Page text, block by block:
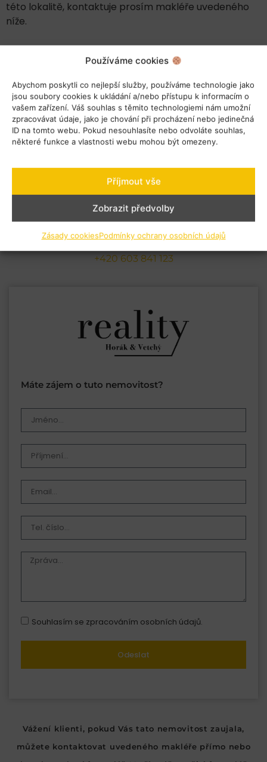
Používáme cookies
Abychom poskytli co nejlepší služby, používáme technologie jako
jsou soubory cookies k ukládání a/nebo přístupu k informacím o
vašem zařízení. Váš souhlas s těmito technologiemi nám umožní
zpracovávat údaje, jako je chování při procházení nebo jedinečná
ID na tomto webu. Pokud nesouhlasíte nebo odvoláte souhlas,
některé funkce a vlastnosti webu mohou být omezeny.
Příjmout vše
Zobrazit předvolby
Zásady cookiesPodmínky ochrany osobních údajů
této lokalitě, kontaktuje prosím makléře uvedeného
níže.
Máte zájem o tuto nemovitost?
Souhlasím se zpracováním osobních údajů.
Odeslat
Ing. Pavel Vetchý
vetchy@hvreality.cz
+420 603 841 123
Vážení klienti, pokud Vás tato nemovitost zaujala,
můžete kontaktovat uvedeného makléře přímo nebo